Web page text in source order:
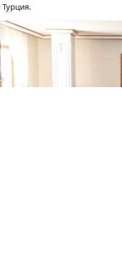
Турция.